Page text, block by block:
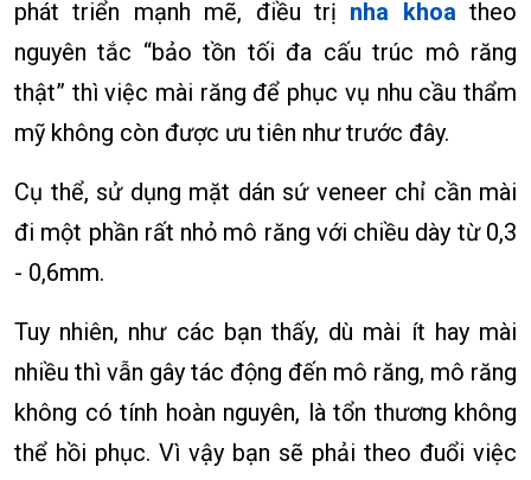
phát triển mạnh mẽ, điều trị nha khoa theo
nguyên tắc “bảo tồn tối đa cấu trúc mô răng
thật” thì việc mài răng để phục vụ nhu cầu thẩm
mỹ không còn được ưu tiên như trước đây.
Cụ thể, sử dụng mặt dán sứ veneer chỉ cần mài
đi một phần rất nhỏ mô răng với chiều dày từ 0,3
- 0,6mm.
Tuy nhiên, như các bạn thấy, dù mài ít hay mài
nhiều thì vẫn gây tác động đến mô răng, mô răng
không có tính hoàn nguyên, là tổn thương không
thể hồi phục. Vì vậy bạn sẽ phải theo đuổi việc